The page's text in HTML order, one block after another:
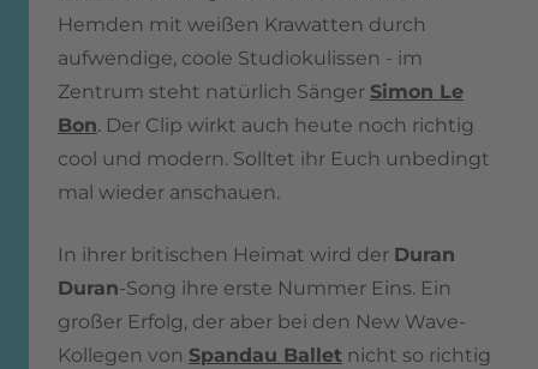
Hemden mit weißen Krawatten durch
aufwendige, coole Studiokulissen - im
Zentrum steht natürlich Sänger Simon Le
Bon. Der Clip wirkt auch heute noch richtig
cool und modern. Solltet ihr Euch unbedingt
mal wieder anschauen.
In ihrer britischen Heimat wird der Duran
Duran-Song ihre erste Nummer Eins. Ein
großer Erfolg, der aber bei den New Wave-
Kollegen von Spandau Ballet nicht so richtig